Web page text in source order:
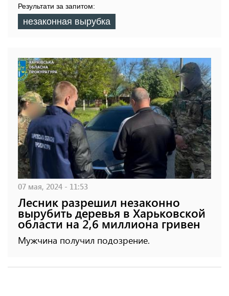
Результати за запитом:
незаконная вырубка
07 мая, 2024 - 11:53
Лесник разрешил незаконно
вырубить деревья в Харьковской
области на 2,6 миллиона гривен
Мужчина получил подозрение.